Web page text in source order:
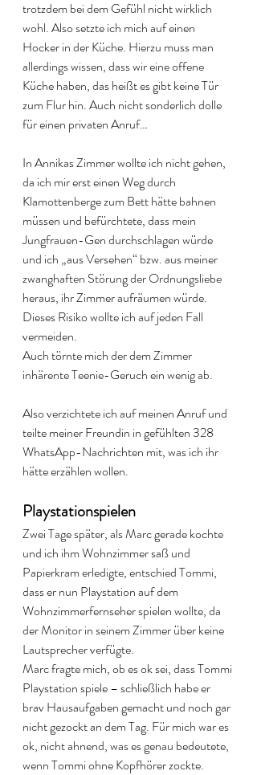
trotzdem bei dem Gefühl nicht wirklich
wohl. Also setzte ich mich auf einen
Hocker in der Küche. Hierzu muss man
allerdings wissen, dass wir eine offene
Küche haben, das heißt es gibt keine Tür
zum Flur hin. Auch nicht sonderlich dolle
für einen privaten Anruf…
In Annikas Zimmer wollte ich nicht gehen,
da ich mir erst einen Weg durch
Klamottenberge zum Bett hätte bahnen
müssen und befürchtete, dass mein
Jungfrauen-Gen durchschlagen würde
und ich „aus Versehen“ bzw. aus meiner
zwanghaften Störung der Ordnungsliebe
heraus, ihr Zimmer aufräumen würde.
Dieses Risiko wollte ich auf jeden Fall
vermeiden.
Auch törnte mich der dem Zimmer
inhärente Teenie-Geruch ein wenig ab.
Also verzichtete ich auf meinen Anruf und
teilte meiner Freundin in gefühlten 328
WhatsApp-Nachrichten mit, was ich ihr
hätte erzählen wollen.
Playstationspielen
Zwei Tage später, als Marc gerade kochte
und ich ihm Wohnzimmer saß und
Papierkram erledigte, entschied Tommi,
dass er nun Playstation auf dem
Wohnzimmerfernseher spielen wollte, da
der Monitor in seinem Zimmer über keine
Lautsprecher verfügte.
Marc fragte mich, ob es ok sei, dass Tommi
Playstation spiele – schließlich habe er
brav Hausaufgaben gemacht und noch gar
nicht gezockt an dem Tag. Für mich war es
ok, nicht ahnend, was es genau bedeutete,
wenn Tommi ohne Kopfhörer zockte.